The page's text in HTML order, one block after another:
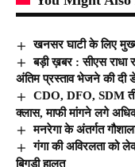
खनसर घाटी के लिए
बड़ी ख़बर : सीएस राधा
अंतिम प्रस्ताव भेजने की दी
CDO, DFO, SDM
क्लास, माफी मांगने लगे
मनरेगा के अंतर्गत
गंगा की अविरलता को
बिगड़ी हालत